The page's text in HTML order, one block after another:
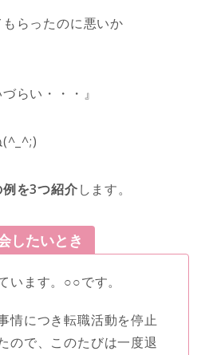
もらったのに悪いか
らい・・・』
を3つ紹介します。
したいとき
います。○○です。
情につき転職活動を停止
ので、このたびは一度退